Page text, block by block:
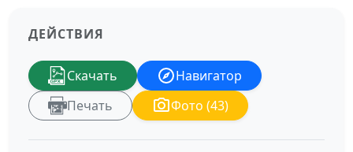
ДЕЙСТВИЯ
Скачать
Навигатор
Печать
Фото (43)